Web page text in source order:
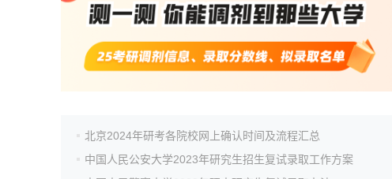
北京2024年研考各院校网上确认时间及流程汇总
中国人民公安大学2023年研究生招生复试录取工作方案